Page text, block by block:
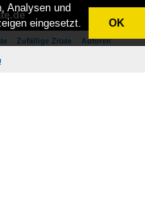
Zufällige Zitate Autoren
Analysen und
eingesetzt.
OK